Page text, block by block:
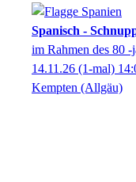
Spanisch -
im Rahmen des 80
14.11.26 (1-mal)
Kempten (Allgäu)